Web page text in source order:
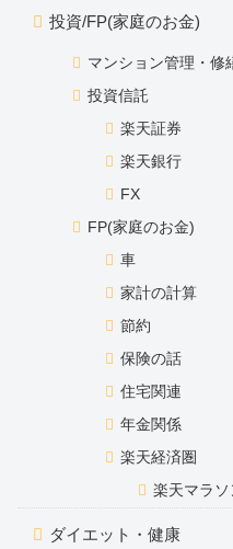
投資/FP(家庭のお金)
マンション管理・修
投資信託
楽天証券
楽天銀行
FX
FP(家庭のお金)
車
家計の計算
節約
保険の話
住宅関連
年金関係
楽天経済圏
楽天マラ
ダイエット・健康